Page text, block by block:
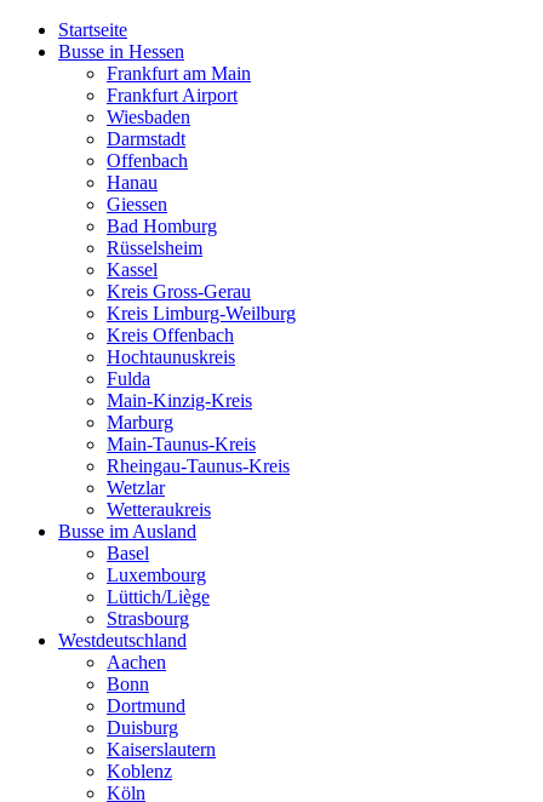
Startseite
Busse in Hessen
Frankfurt am Main
Frankfurt Airport
Wiesbaden
Darmstadt
Offenbach
Hanau
Giessen
Bad Homburg
Rüsselsheim
Kassel
Kreis Gross-Gerau
Kreis Limburg-Weilburg
Kreis Offenbach
Hochtaunuskreis
Fulda
Main-Kinzig-Kreis
Marburg
Main-Taunus-Kreis
Rheingau-Taunus-Kreis
Wetzlar
Wetteraukreis
Busse im Ausland
Basel
Luxembourg
Lüttich/Liège
Strasbourg
Westdeutschland
Aachen
Bonn
Dortmund
Duisburg
Kaiserslautern
Koblenz
Köln